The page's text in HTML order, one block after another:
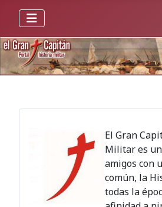
El Gran
Militar es
amigos con
común, la
todas la